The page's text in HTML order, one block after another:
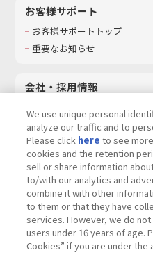
お客様サポート
お客様サポートトップ
重要なお知らせ
会社・採用情報
採用情報
サステナビリティ
お問い合わせ
ウェブサイトご利用条件 ソーシャル
個人情報及び特定個人情報等の取り
We use unique personal
analyze our traffic and to
Please click here to see
cookies and the retention
sell or share information
to/with our analytics and
combine it with other
to them or that they have
services. However, we do
users under 16 years of age.
Cookies” if you are under